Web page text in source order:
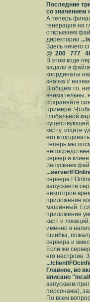
Последние
со значением
А теперь
генерация на
открываем
директории
Здесь ничего
@ 200 777
В этом коде
задали в
координаты
значка #
В общем то,
внимательны,
сохраняйте
примере.
глобальной
существующей,
карту, ищите
его
Теперь мы
сервер и
Запускаем
сервера
запускаете
некоторое
приложение
машинный.
приложение
карт и
именно в
ошибка,
сервера и
Если же
его настроив.
Главное, во
вписано
запускаем
персонажа),
По всем